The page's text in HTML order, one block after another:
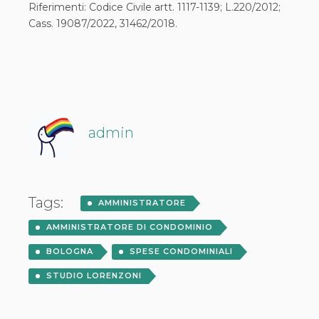
Riferimenti: Codice Civile artt. 1117-1139; L.220/2012;
Cass. 19087/2022, 31462/2018.
admin
Tags: AMMINISTRATORE
AMMINISTRATORE DI CONDOMINIO
BOLOGNA SPESE CONDOMINIALI
STUDIO LORENZONI